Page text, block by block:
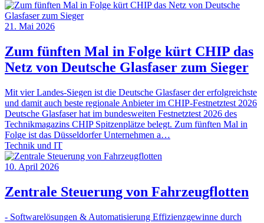
21. Mai 2026
Zum fünften Mal in Folge kürt CHIP das
Netz von Deutsche Glasfaser zum Sieger
Mit vier Landes-Siegen ist die Deutsche Glasfaser der erfolgreichste
und damit auch beste regionale Anbieter im CHIP-Festnetztest 2026
Deutsche Glasfaser hat im bundesweiten Festnetztest 2026 des
Technikmagazins CHIP Spitzenplätze belegt. Zum fünften Mal in
Folge ist das Düsseldorfer Unternehmen a…
Technik und IT
10. April 2026
Zentrale Steuerung von Fahrzeugflotten
- Softwarelösungen & Automatisierung Effizienzgewinne durch